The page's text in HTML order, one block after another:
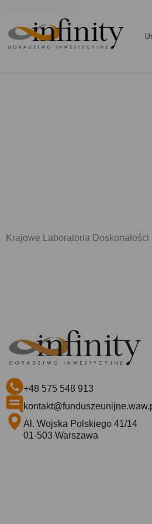
Krajowe Laboratoria
+48 575 548 913
Al. Wojska Polskiego 41/14
01-503 Warszawa